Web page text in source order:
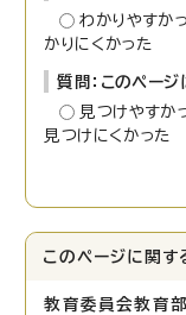
わかりやすか
かりにくかった
質問：このペー
見つけやすか
見つけにくかった
このページに関す
教育委員会教育